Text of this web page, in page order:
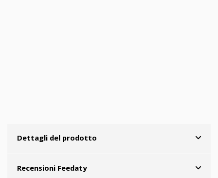
Dettagli del prodotto
Recensioni Feedaty